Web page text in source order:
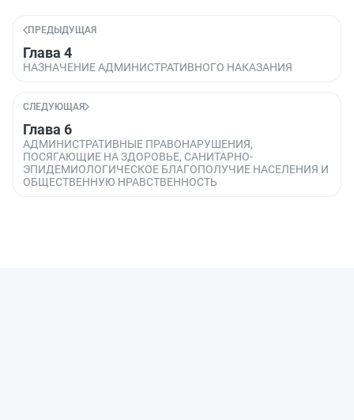
ПРЕДЫДУЩАЯ
Глава 4
НАЗНАЧЕНИЕ АДМИНИСТРАТИВНОГО НАКАЗАНИЯ
СЛЕДУЮЩАЯ
Глава 6
АДМИНИСТРАТИВНЫЕ ПРАВОНАРУШЕНИЯ,
ПОСЯГАЮЩИЕ НА ЗДОРОВЬЕ, САНИТАРНО-
ЭПИДЕМИОЛОГИЧЕСКОЕ БЛАГОПОЛУЧИЕ НАСЕЛЕНИЯ И
ОБЩЕСТВЕННУЮ НРАВСТВЕННОСТЬ